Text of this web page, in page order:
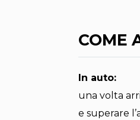
COME
In auto:
una volta
e superare